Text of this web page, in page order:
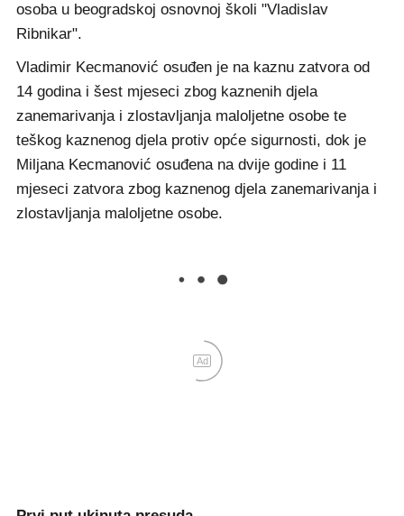
osoba u beogradskoj osnovnoj školi "Vladislav
Ribnikar".
Vladimir Kecmanović osuđen je na kaznu zatvora od
14 godina i šest mjeseci zbog kaznenih djela
zanemarivanja i zlostavljanja maloljetne osobe te
teškog kaznenog djela protiv opće sigurnosti, dok je
Miljana Kecmanović osuđena na dvije godine i 11
mjeseci zatvora zbog kaznenog djela zanemarivanja i
zlostavljanja maloljetne osobe.
Ad